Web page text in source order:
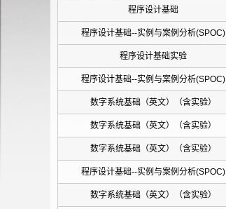
程序设计基础
程序设计基础--实例与案例分析(SPOC)
程序设计基础实验
程序设计基础--实例与案例分析(SPOC)
数字系统基础（英文）（含实验）
数字系统基础（英文）（含实验）
数字系统基础（英文）（含实验）
程序设计基础--实例与案例分析(SPOC)
数字系统基础（英文）（含实验）